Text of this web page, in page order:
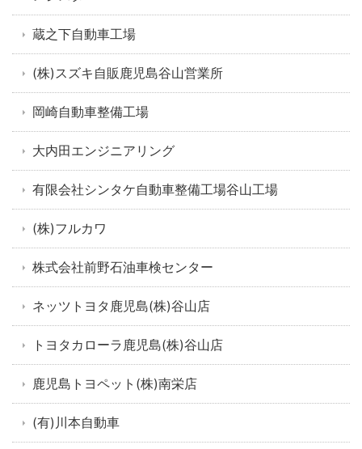
蔵之下自動車工場
(株)スズキ自販鹿児島谷山営業所
岡崎自動車整備工場
大内田エンジニアリング
有限会社シンタケ自動車整備工場谷山工場
(株)フルカワ
株式会社前野石油車検センター
ネッツトヨタ鹿児島(株)谷山店
トヨタカローラ鹿児島(株)谷山店
鹿児島トヨペット(株)南栄店
(有)川本自動車